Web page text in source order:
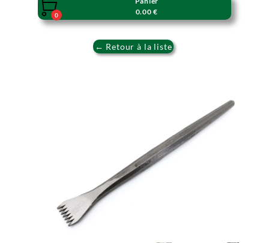

0
0.00 €
← Retour à la liste